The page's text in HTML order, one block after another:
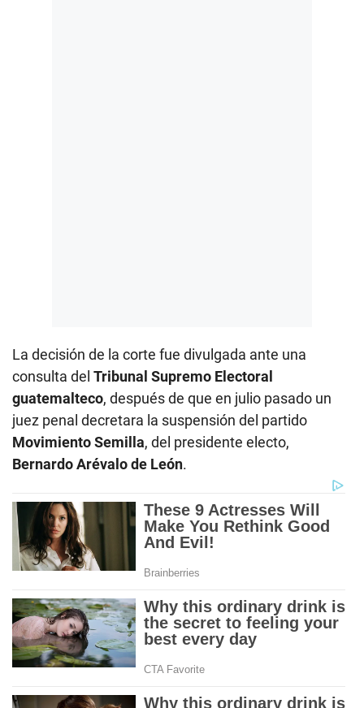
La decisión de la corte fue divulgada ante una
consulta del Tribunal Supremo Electoral
guatemalteco, después de que en julio pasado un
juez penal decretara la suspensión del partido
Movimiento Semilla, del presidente electo,
Bernardo Arévalo de León.